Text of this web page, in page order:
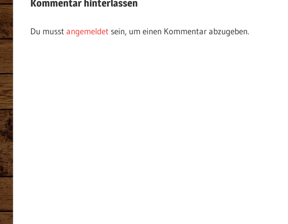
Kommentar hinterlassen
Du musst angemeldet sein, um einen Kommentar abzugeben.